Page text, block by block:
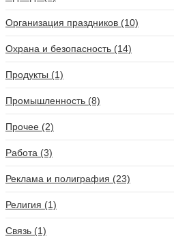
Организация праздников (10)
Охрана и безопасность (14)
Продукты (1)
Промышленность (8)
Прочее (2)
Работа (3)
Реклама и полиграфия (23)
Религия (1)
Связь (1)